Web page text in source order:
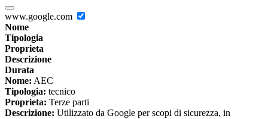
www.google.com
Nome
Tipologia
Proprieta
Descrizione
Durata
Nome: AEC
Tipologia: tecnico
Proprieta: Terze parti
Descrizione: Utilizzato da Google per scopi di sicurezza, in